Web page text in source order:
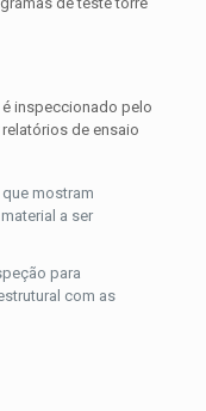
inspeccionado pelo
de ensaio
mostram
a ser
para
com as